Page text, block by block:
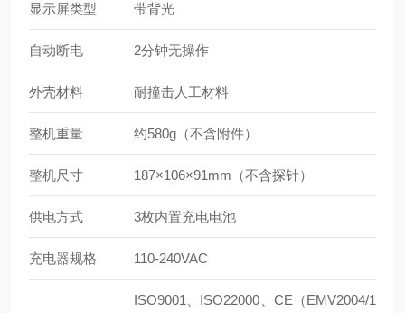
显示屏类型 带背光
自动断电 2分钟无操作
外壳材料 耐撞击人工材料
整机重量 约580g（不含附件）
整机尺寸 187×106×91mm（不含探针）
供电方式 3枚内置充电电池
充电器规格 110-240VAC
ISO9001、ISO22000、CE（EMV2004/1